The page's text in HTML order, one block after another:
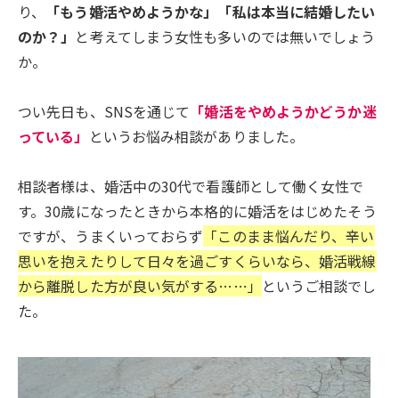
り、
「もう婚活やめようかな」「私は本当に結婚したい
のか？」 と考えてしまう女性も多いのでは無いでしょう
か。
つい先日も、SNSを通じて 「婚活をやめようかどうか迷
っている」 というお悩み相談がありました。
相談者様は、婚活中の30代で看護師として働く女性で
す。30歳になったときから本格的に婚活をはじめたそう
ですが、うまくいっておらず 「このまま悩んだり、辛い
思いを抱えたりして日々を過ごすくらいなら、婚活戦線
から離脱した方が良い気がする……」 というご相談でし
た。